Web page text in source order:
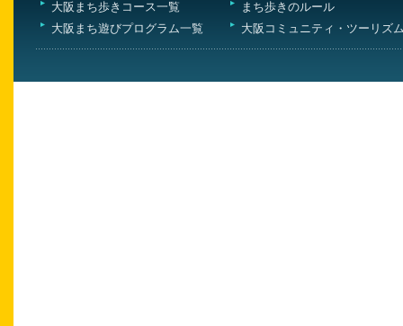
大阪まち歩きコース一覧
大阪まち遊びプログラム一覧
まち歩きのルール
大阪コミュニティ・ツーリズ